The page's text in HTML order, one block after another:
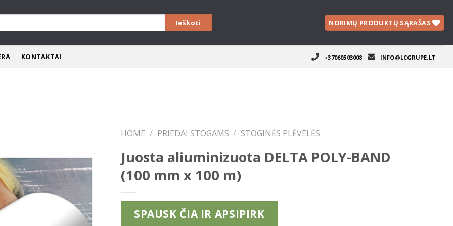
NORIMŲ PRODUKTŲ SĄRAŠAS
KONTAKTAI +37060503008 INFO@LCGRUPE.LT
HOME / PRIEDAI STOGAMS / STOGINĖS PLĖVELĖS
Juosta aliuminizuota DELTA POLY-BAND
(100 mm x 100 m)
SPAUSK ČIA IR APSIPIRK